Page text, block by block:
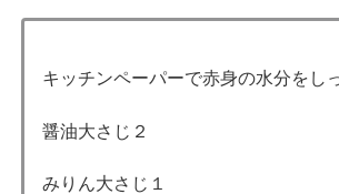
キッチンペーパーで赤身の水分をし
醤油大さじ２
みりん大さじ１